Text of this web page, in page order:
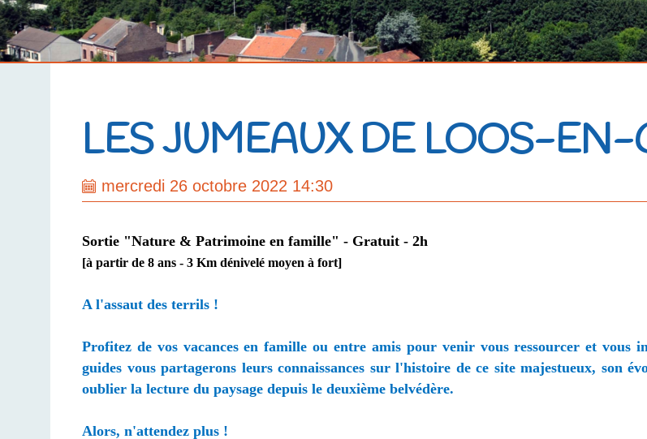
LES JUMEAUX DE LOOS-
mercredi 26 octobre 2022 14:30
Sortie "Nature & Patrimoine en famille" - Gratuit - 2h
[à partir de 8 ans - 3 Km dénivelé moyen à fort]
A l'assaut des terrils !
Profitez de vos vacances en famille ou entre amis pour venir vous ressourcer et
guides vous partagerons leurs connaissances sur l'histoire de ce site majestueux, son
oublier la lecture du paysage depuis le deuxième belvédère.
Alors, n'attendez plus !